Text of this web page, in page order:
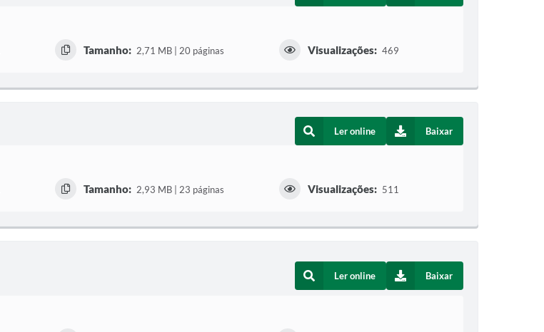
Tamanho: 2,71 MB | 20 páginas Visualizações: 469
Ler online Baixar
Tamanho: 2,93 MB | 23 páginas Visualizações: 511
Ler online Baixar